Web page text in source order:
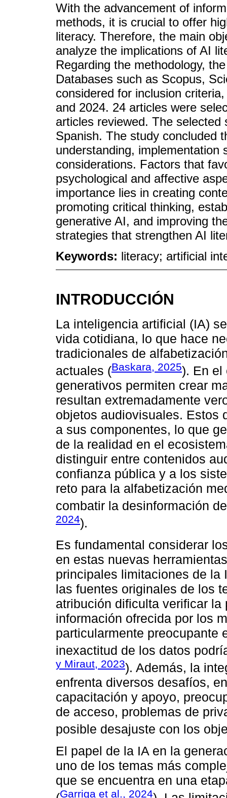
With the advancement of
methods, it is crucial to offer
literacy. Therefore, the main
analyze the implications of AI
Regarding the methodology,
Databases such as Scopus,
considered for inclusion
and 2024. 24 articles were
articles reviewed. The
Spanish. The study concluded
understanding, implementation
considerations. Factors that
psychological and affective
importance lies in creating
promoting critical thinking,
generative AI, and improving
strategies that strengthen AI
Keywords: literacy; artificial
INTRODUCCIÓN
La inteligencia artificial (IA)
vida cotidiana, lo que hace
tradicionales de
actuales (Baskara, 2025). En el
generativos permiten crear
resultan extremadamente
objetos audiovisuales. Estos
a sus componentes, lo que
de la realidad en el
distinguir entre contenidos
confianza pública y a los
reto para la alfabetización
combatir la desinformación
2024).
Es fundamental considerar
en estas nuevas
principales limitaciones de la
las fuentes originales de los
atribución dificulta verificar
información ofrecida por los
particularmente preocupante
inexactitud de los datos
y Miraut, 2023). Además, la
enfrenta diversos desafíos,
capacitación y apoyo,
de acceso, problemas de
posible desajuste con los
El papel de la IA en la
uno de los temas más
que se encuentra en una
Garriga et al., 2024